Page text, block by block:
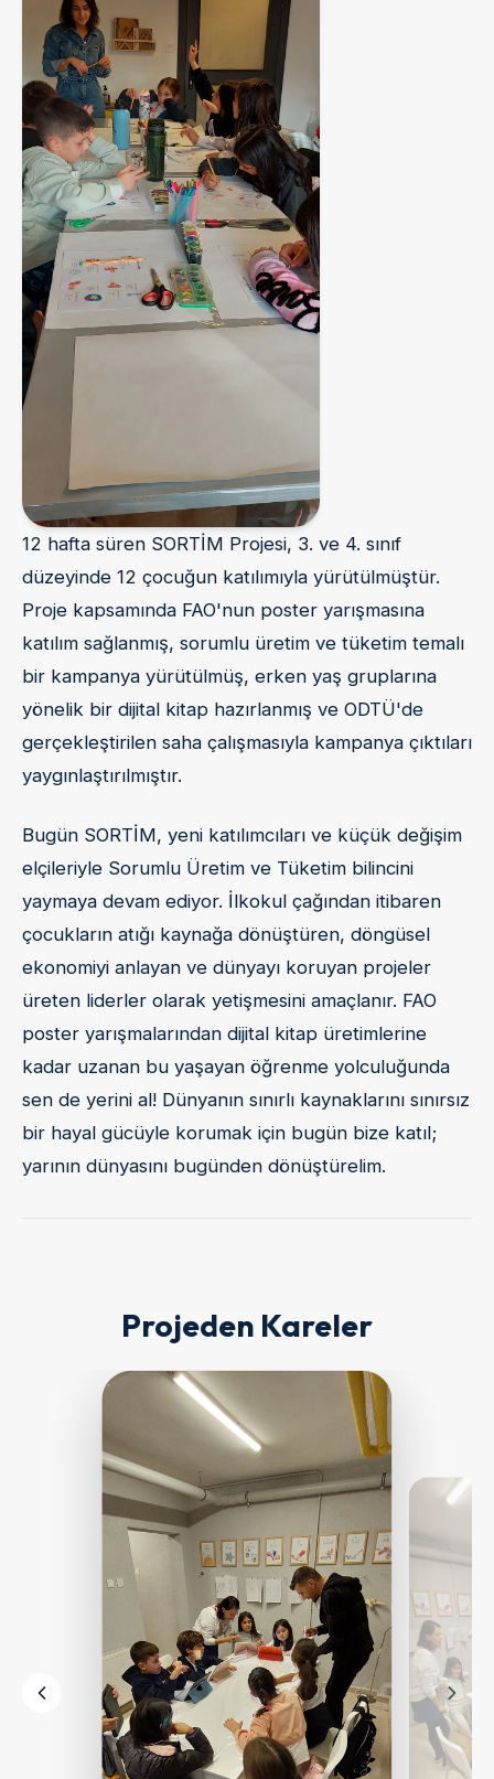
12 hafta süren SORTİM Projesi, 3. ve 4. sınıf
düzeyinde 12 çocuğun katılımıyla yürütülmüştür.
Proje kapsamında FAO'nun poster yarışmasına
katılım sağlanmış, sorumlu üretim ve tüketim temalı
bir kampanya yürütülmüş, erken yaş gruplarına
yönelik bir dijital kitap hazırlanmış ve ODTÜ'de
gerçekleştirilen saha çalışmasıyla kampanya çıktıları
yaygınlaştırılmıştır.
Bugün SORTİM, yeni katılımcıları ve küçük değişim
elçileriyle Sorumlu Üretim ve Tüketim bilincini
yaymaya devam ediyor. İlkokul çağından itibaren
çocukların atığı kaynağa dönüştüren, döngüsel
ekonomiyi anlayan ve dünyayı koruyan projeler
üreten liderler olarak yetişmesini amaçlanır. FAO
poster yarışmalarından dijital kitap üretimlerine
kadar uzanan bu yaşayan öğrenme yolculuğunda
sen de yerini al! Dünyanın sınırlı kaynaklarını sınırsız
bir hayal gücüyle korumak için bugün bize katıl;
yarının dünyasını bugünden dönüştürelim.
Projeden Kareler